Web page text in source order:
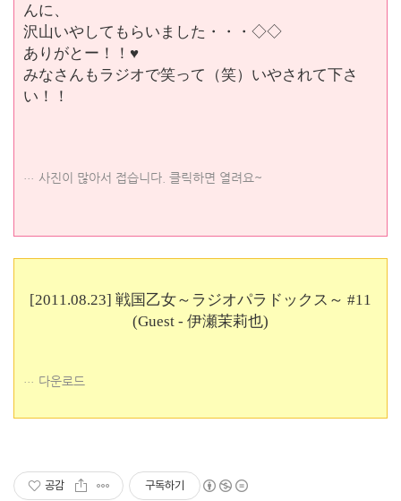
んに、
沢山いやしてもらいました・・・◇◇
ありがとー！！♥
みなさんもラジオで笑って（笑）いやされて下さ
い！！
사진이 많아서 접습니다. 클릭하면 열려요~
[2011.08.23] 戦国乙女～ラジオパラドックス～ #11
(Guest - 伊瀬茉莉也)
다운로드
공감 구독하기